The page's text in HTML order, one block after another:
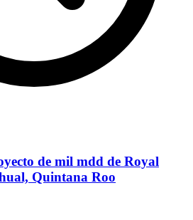
de mil mdd de Royal
Quintana Roo